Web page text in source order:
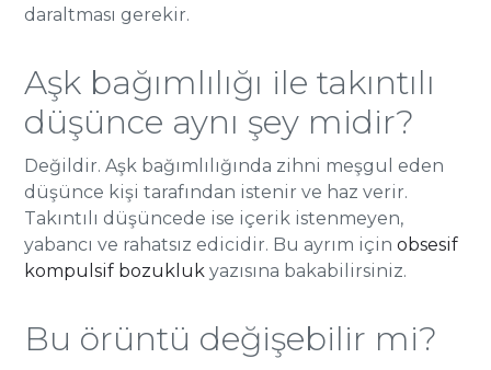
daraltması gerekir.
Aşk bağımlılığı ile takıntılı
düşünce aynı şey midir?
Değildir. Aşk bağımlılığında zihni meşgul eden
düşünce kişi tarafından istenir ve haz verir.
Takıntılı düşüncede ise içerik istenmeyen,
yabancı ve rahatsız edicidir. Bu ayrım içinobsesif
kompulsif bozukluk yazısına bakabilirsiniz.
Bu örüntü değişebilir mi?